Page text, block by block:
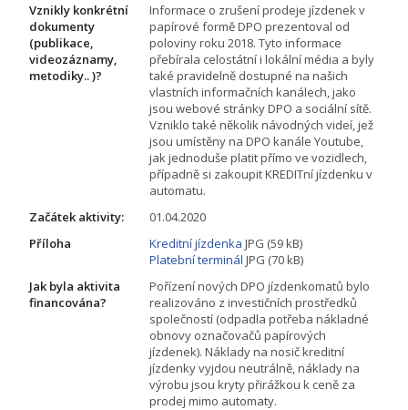
Vznikly konkrétní
dokumenty
(publikace,
videozáznamy,
metodiky.. )?
Informace o zrušení prodeje jízdenek v
papírové formě DPO prezentoval od
poloviny roku 2018. Tyto informace
přebírala celostátní i lokální média a byly
také pravidelně dostupné na našich
vlastních informačních kanálech, jako
jsou webové stránky DPO a sociální sítě.
Vzniklo také několik návodných videí, jež
jsou umístěny na DPO kanále Youtube,
jak jednoduše platit přímo ve vozidlech,
případně si zakoupit KREDITní jízdenku v
automatu.
Začátek aktivity:
01.04.2020
Příloha
Kreditní jízdenka JPG (59 kB)
Platební terminál JPG (70 kB)
Jak byla aktivita
financována?
Pořízení nových DPO jízdenkomatů bylo
realizováno z investičních prostředků
společností (odpadla potřeba nákladné
obnovy označovačů papírových
jízdenek). Náklady na nosič kreditní
jízdenky vyjdou neutrálně, náklady na
výrobu jsou kryty přirážkou k ceně za
prodej mimo automaty.